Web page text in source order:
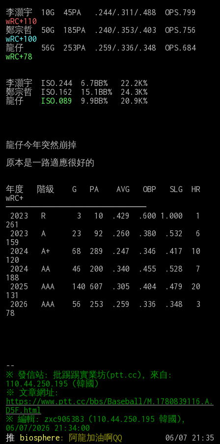
wRC+110
wRC+100
wRC+78
李灝宇  ISO.244  6.7BB%   22.2K%
鄭宗哲  ISO.162  15.1BB%  24.3K%
龍仔 ISO.089 9.9BB%   20.9K%
龍仔今年突然崩掉
原本是一路適應很好的
年度   階級    G   PA    AVG   OBP   SLG  HR
wRC+
──────────────────────────
261
159
120
188
131
78
※ 發信站: 批踢踢實業坊(ptt.cc), 來自:
110.44.250.195 (韓國)
https://www.ptt.cc/bbs/Baseball/M.1780839116.A.
D5F.html
※ 編輯: zxc906383 (110.44.250.195 韓國),
推
biosphere : 阿龍加油啊QQ